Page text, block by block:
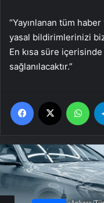
“Yayınlanan tüm
yasal bildirimlerinizi
En kısa süre
sağlanılacaktır.”
Facebook